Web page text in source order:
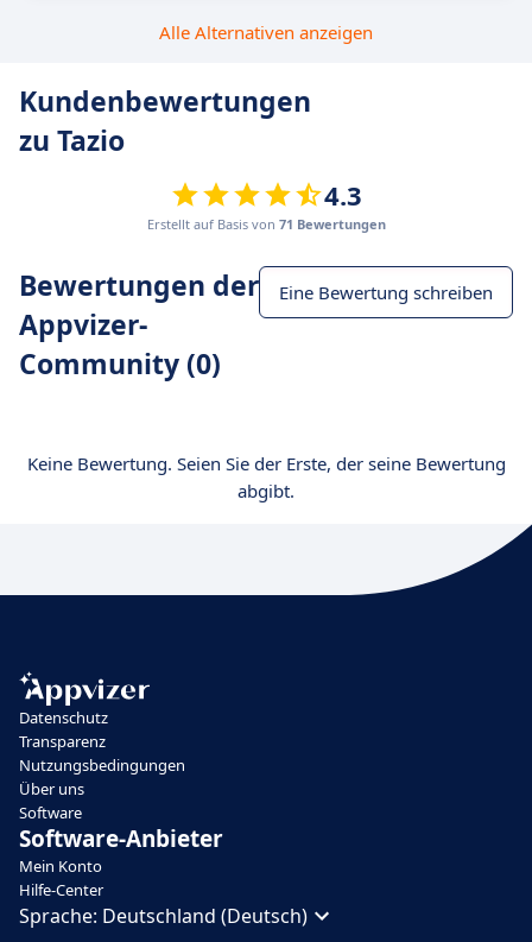
Alle Alternativen anzeigen
Kundenbewertungen
zu Tazio
4.3
Erstellt auf Basis von 71 Bewertungen
Bewertungen der
Appvizer-
Community (0)
Eine Bewertung schreiben
Keine Bewertung. Seien Sie der Erste, der seine Bewertung
abgibt.
Datenschutz
Transparenz
Nutzungsbedingungen
Über uns
Software
Software-Anbieter
Mein Konto
Hilfe-Center
Sprache: Deutschland (Deutsch)